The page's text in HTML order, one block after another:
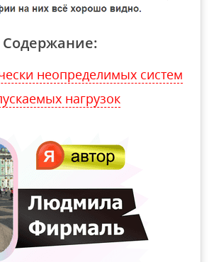
Содержание:
неопределимых систем
нагрузок